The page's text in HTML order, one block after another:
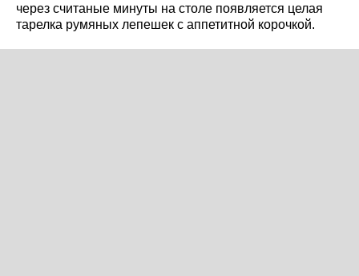
через считаные минуты на столе появляется целая
тарелка румяных лепешек с аппетитной корочкой.